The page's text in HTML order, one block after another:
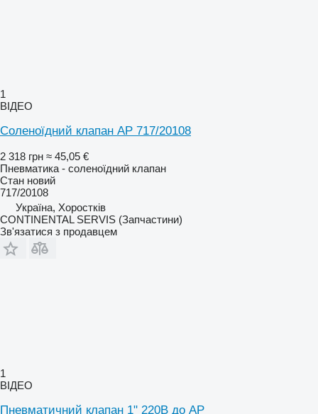
1
ВІДЕО
Соленоїдний клапан AP 717/20108
2 318 грн ≈ 45,05 €
Пневматика - соленоїдний клапан
Стан новий
717/20108
Україна, Хоростків
CONTINENTAL SERVIS (Запчастини)
Зв'язатися з продавцем
1
ВІДЕО
Пневматичний клапан 1" 220В до AP